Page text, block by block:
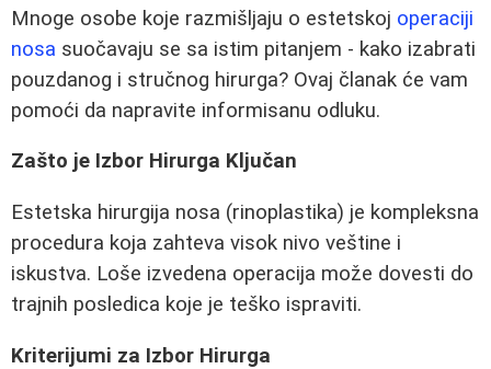
Mnoge osobe koje razmišljaju o estetskoj operaciji
nosa suočavaju se sa istim pitanjem - kako izabrati
pouzdanog i stručnog hirurga? Ovaj članak će vam
pomoći da napravite informisanu odluku.
Zašto je Izbor Hirurga Ključan
Estetska hirurgija nosa (rinoplastika) je kompleksna
procedura koja zahteva visok nivo veštine i
iskustva. Loše izvedena operacija može dovesti do
trajnih posledica koje je teško ispraviti.
Kriterijumi za Izbor Hirurga